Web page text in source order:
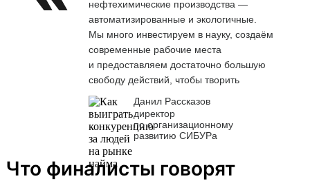
нефтехимические производства —
автоматизированные и экологичные.
Мы много инвестируем в науку, создаём
современные рабочие места
и предоставляем достаточно большую
свободу действий, чтобы творить
Данил Рассказов
директор
по организационному
развитию СИБУРа
Что финалисты говорят